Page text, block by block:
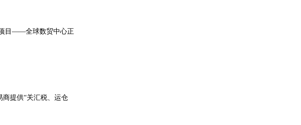
项目——全球数贸中心正
商提供“关汇税、运仓